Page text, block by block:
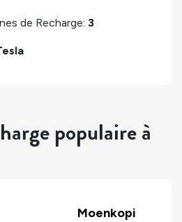
de Recharge: 3
populaire à
Moenkopi